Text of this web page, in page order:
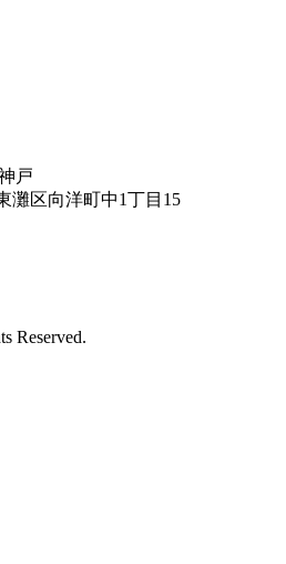
戸
灘区向洋町中1丁目15
Reserved.